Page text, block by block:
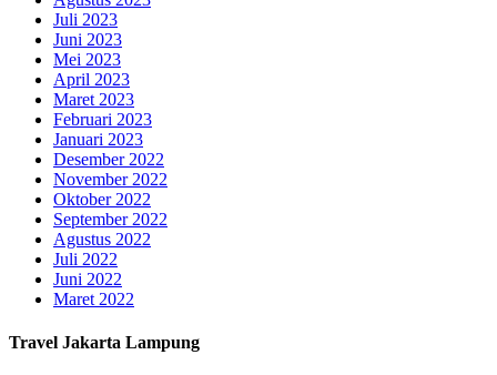
Juli 2023
Juni 2023
Mei 2023
April 2023
Maret 2023
Februari 2023
Januari 2023
Desember 2022
November 2022
Oktober 2022
September 2022
Agustus 2022
Juli 2022
Juni 2022
Maret 2022
Travel Jakarta Lampung